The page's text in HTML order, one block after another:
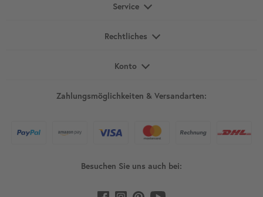
Service
Rechtliches
Konto
Zahlungsmöglichkeiten & Versandarten:
Besuchen Sie uns auch bei: